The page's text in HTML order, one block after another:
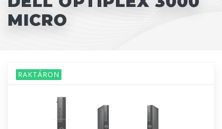
MICRO
RAKTÁRON